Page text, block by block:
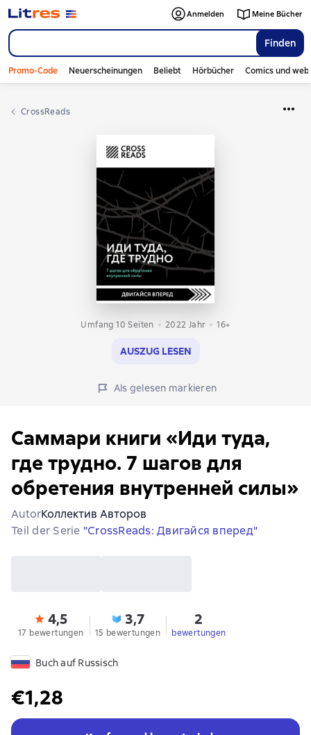
Finden
Anmelden Meine Bücher
Promo-Code Neuerscheinungen Beliebt Hörbücher Comics und
CrossReads
Umfang 10 Seiten 2022 Jahr 16+
AUSZUG LESEN
Als gelesen markieren
Саммари книги «Иди туда,
где трудно. 7 шагов для
обретения внутренней силы»
AutorКоллектив Авторов
Teil der Serie "CrossReads: Двигайся вперед"
4,5
17 bewertungen
3,7
15 bewertungen
2
bewertungen
Buch auf Russisch
€1,28